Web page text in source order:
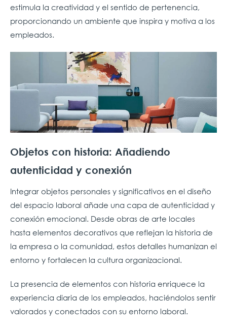
estimula la creatividad y el sentido de pertenencia,
proporcionando un ambiente que inspira y motiva a los
empleados.
Objetos con historia: Añadiendo
autenticidad y conexión
Integrar objetos personales y significativos en el diseño
del espacio laboral añade una capa de autenticidad y
conexión emocional. Desde obras de arte locales
hasta elementos decorativos que reflejan la historia de
la empresa o la comunidad, estos detalles humanizan el
entorno y fortalecen la cultura organizacional.
La presencia de elementos con historia enriquece la
experiencia diaria de los empleados, haciéndolos sentir
valorados y conectados con su entorno laboral.